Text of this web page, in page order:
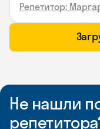
Репетитор:
Не нашли